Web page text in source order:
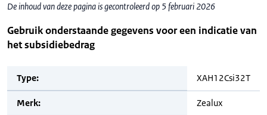
De inhoud van deze pagina is gecontroleerd op 5 februari 2026
Gebruik onderstaande gegevens voor een indicatie van
het subsidiebedrag
Type: XAH12Csi32T
Merk: Zealux